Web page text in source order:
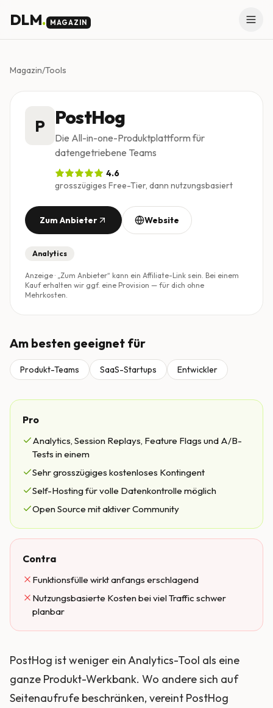
DLM. MAGAZIN
Magazin/Tools
P PostHog
Die All-in-one-Produktplattform für
datengetriebene Teams
4.6
grosszügiges Free-Tier, dann nutzungsbasiert
Zum Anbieter Website
Analytics
Anzeige · „Zum Anbieter“ kann ein Affiliate-Link sein. Bei einem
Kauf erhalten wir ggf. eine Provision — für dich ohne
Mehrkosten.
Am besten geeignet für
Produkt-Teams SaaS-Startups Entwickler
Pro
Analytics, Session Replays, Feature Flags und A/B-
Tests in einem
Sehr grosszügiges kostenloses Kontingent
Self-Hosting für volle Datenkontrolle möglich
Open Source mit aktiver Community
Contra
Funktionsfülle wirkt anfangs erschlagend
Nutzungsbasierte Kosten bei viel Traffic schwer
planbar
PostHog ist weniger ein Analytics-Tool als eine
ganze Produkt-Werkbank. Wo andere sich auf
Seitenaufrufe beschränken, vereint PostHog